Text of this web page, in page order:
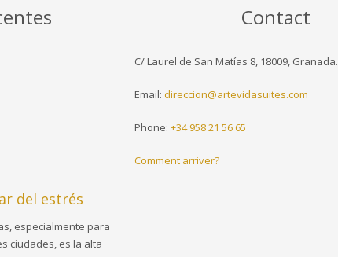
del estrés
especialmente para
ciudades, es la alta
Contact
C/ Laurel de San Matías 8, 18009, Granada.
Email: direccion@artevidasuites.com
Phone: +34 958 21 56 65
Comment arriver?